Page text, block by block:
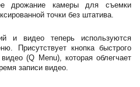
дрожание камеры для съемки
точки без штатива.
и видео теперь используются
Присутствует кнопка быстрого
(Q Menu), которая облегчает
записи видео.